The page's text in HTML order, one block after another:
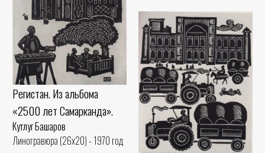
Регистан. Из альбома
«2500 лет Самарканда».
Кутлуг Башаров
Линогравюра (26x20) - 1970 год